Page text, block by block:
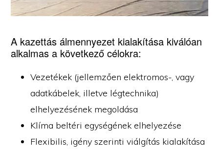
A kazettás álmennyezet kialakítása kiválóan
alkalmas a következő célokra:
Vezetékek (jellemzően elektromos-, vagy
adatkábelek, illetve légtechnika)
elhelyezésének megoldása
Klíma beltéri egységének elhelyezése
Flexibilis, igény szerinti viálgítás kialakítása